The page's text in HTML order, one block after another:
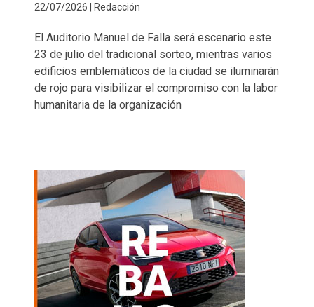
22/07/2026 | Redacción
El Auditorio Manuel de Falla será escenario este
23 de julio del tradicional sorteo, mientras varios
edificios emblemáticos de la ciudad se iluminarán
de rojo para visibilizar el compromiso con la labor
humanitaria de la organización